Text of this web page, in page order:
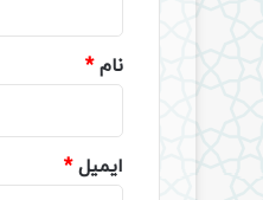
نام*
ایمیل*